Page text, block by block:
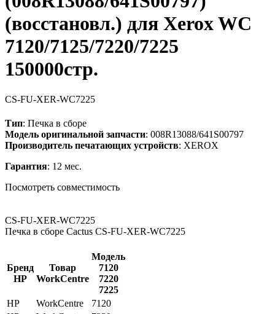
(восстановл.) для Xerox WC
7120/7125/7220/7225
150000стр.
CS-FU-XER-WC7225
Тип: Печка в сборе
Модель оригинальной запчасти: 008R13088/641S00797
Производитель печатающих устройств: XEROX
Гарантия: 12 мес.
Посмотреть совместимость
CS-FU-XER-WC7225
Печка в сборе Cactus CS-FU-XER-WC7225
Бренд
HP
Товар
WorkCentre
Модель
7120
7220
7225
HP
WorkCentre
7120